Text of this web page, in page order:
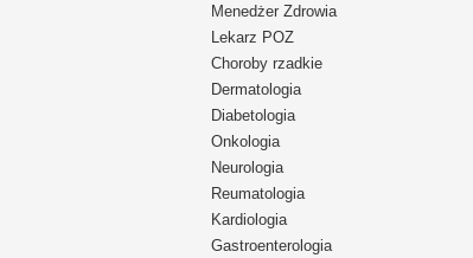
Menedżer Zdrowia
Lekarz POZ
Choroby rzadkie
Dermatologia
Diabetologia
Onkologia
Neurologia
Reumatologia
Kardiologia
Gastroenterologia